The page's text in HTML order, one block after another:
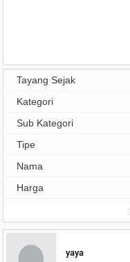
Tayang Sejak
Kategori
Sub Kategori
Tipe
Nama
Harga
yaya